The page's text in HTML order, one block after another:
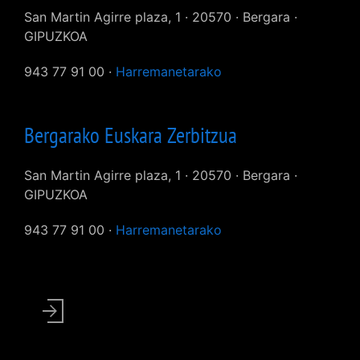
San Martin Agirre plaza, 1 · 20570 · Bergara ·
GIPUZKOA
943 77 91 00 · Harremanetarako
Bergarako Euskara Zerbitzua
San Martin Agirre plaza, 1 · 20570 · Bergara ·
GIPUZKOA
943 77 91 00 · Harremanetarako
User
account